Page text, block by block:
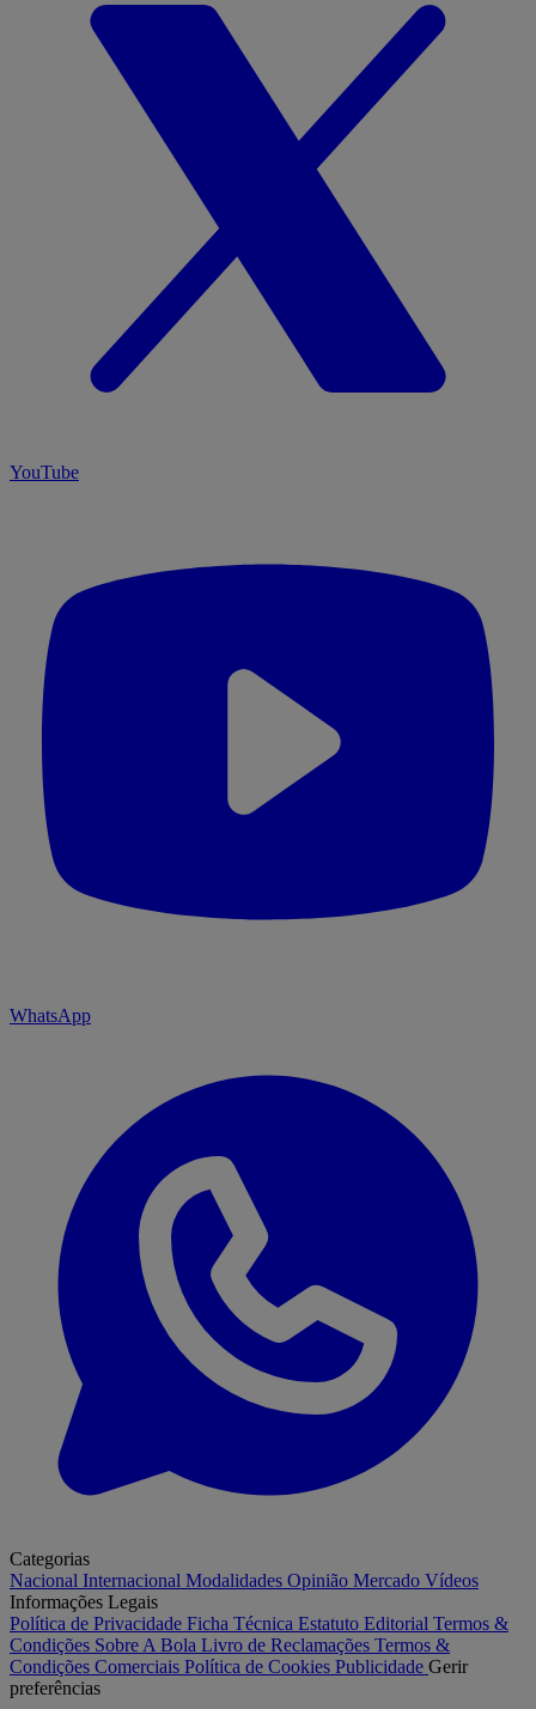
YouTube
WhatsApp
Categorias
Nacional Internacional Modalidades Opinião Mercado Vídeos
Informações Legais
Política de Privacidade Ficha Técnica Estatuto Editorial Termos &
Condições Sobre A Bola Livro de Reclamações Termos &
Condições Comerciais Política de Cookies Publicidade Gerir
preferências